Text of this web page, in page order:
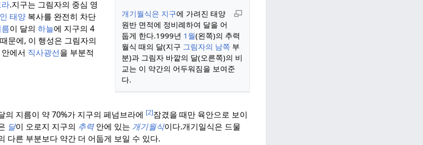
개기월식은 지구에 가려진 태양
원반 면적에 정비례하여 달을 어
둡게 한다.1999년 1월(왼쪽)의 추력
월식 때의 달(지구 그림자의 남쪽 부
분)과 그림자 바깥의 달(오른쪽)의 비
교는 이 약간의 어두워짐을 보여준
다.
.지구는 그림자의 중심 영
태양 복사를 완전히 차단
이 달의 하늘에 지구의 4
문에, 이 행성은 그림자의
에서 직사광선을 부분적
의 지름이 약 70%가 지구의 페넘브라에 [2]잠겼을 때만 육안으로 보이
달이 오로지 지구의 추력안에 있는 개기월식이다.개기일식은 드물
다른 부분보다 약간 더 어둡게 보일 수 있다.